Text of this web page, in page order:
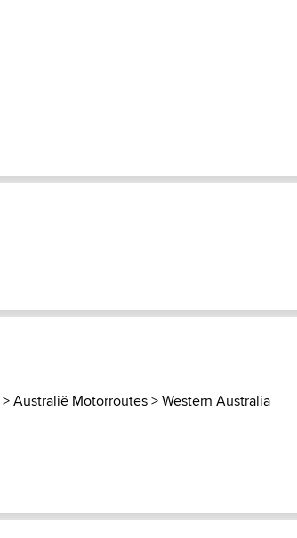
>Australië Motorroutes>Western Australia